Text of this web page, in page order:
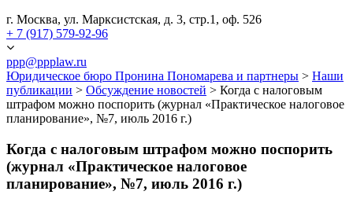
г. Москва, ул. Марксистская, д. 3, стр.1, оф. 526
+ 7 (917) 579-92-96
ppp@ppplaw.ru
Юридическое бюро Пронина Пономарева и партнеры > Наши
публикации > Обсуждение новостей > Когда с налоговым
штрафом можно поспорить (журнал «Практическое налоговое
планирование», №7, июль 2016 г.)
Когда с налоговым штрафом можно поспорить
(журнал «Практическое налоговое
планирование», №7, июль 2016 г.)